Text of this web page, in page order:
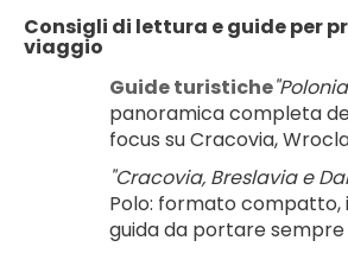
Consigli di lettura e guide per
viaggio
Guide turistiche
panoramica completa
focus su Cracovia,
"Cracovia, Breslavia e
Polo: formato compatto,
guida da portare sempre